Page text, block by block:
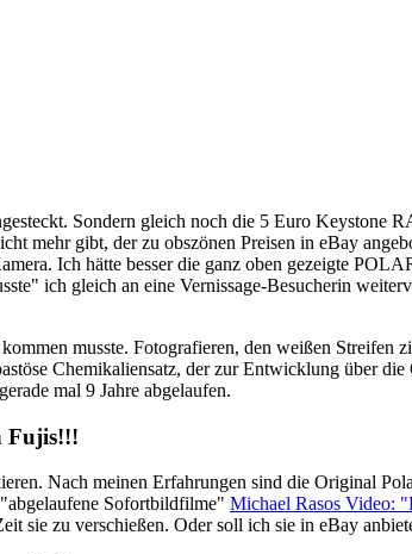
Sondern gleich noch die 5 Euro Keystone
mehr gibt, der zu obszönen Preisen in eBay
Ich hätte besser die ganz oben gezeigte
ich gleich an eine Vernissage-Besucherin
musste. Fotografieren, den weißen Streifen
Chemikaliensatz, der zur Entwicklung über die
mal 9 Jahre abgelaufen.
Fujis!!!
Nach meinen Erfahrungen sind die Original
Sofortbildfilme" Michael Rasos Video:
sie zu verschießen. Oder soll ich sie in eBay